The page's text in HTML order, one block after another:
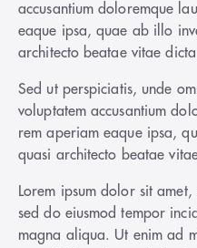
accusantium doloremque
eaque ipsa, quae ab illo
architecto beatae vitae
Sed ut perspiciatis, unde
voluptatem accusantium
rem aperiam eaque ipsa,
quasi architecto beatae
Lorem ipsum dolor sit
sed do eiusmod tempor
magna aliqua. Ut enim ad